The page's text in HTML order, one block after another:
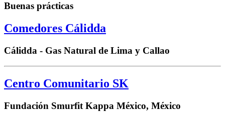
Buenas prácticas
Comedores Cálidda
Cálidda - Gas Natural de Lima y Callao
Centro Comunitario SK
Fundación Smurfit Kappa México, México